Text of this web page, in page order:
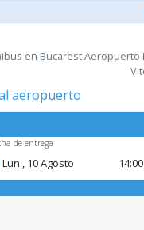
en Bucarest Aeropuerto
aeropuerto
de entrega
Lun., 10Agosto